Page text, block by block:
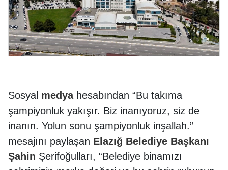
Sosyal medyahesabından “Bu takıma
şampiyonluk yakışır. Biz inanıyoruz, siz de
inanın. Yolun sonu şampiyonluk inşallah.”
mesajını paylaşan Elazığ Belediye Başkanı
Şahin Şerifoğulları, “Belediye binamızı